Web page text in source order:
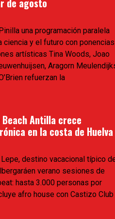
de agosto
una programación paralela
ciencia y el futuro con ponencias
artísticas Tina Woods, Joao
Aragorn
refuerzan la
Beach Antilla crece
en la costa de Huelva
destino vacacional típico
verano sesiones de
hasta 3.000 personas por
afro house con Castizo Club